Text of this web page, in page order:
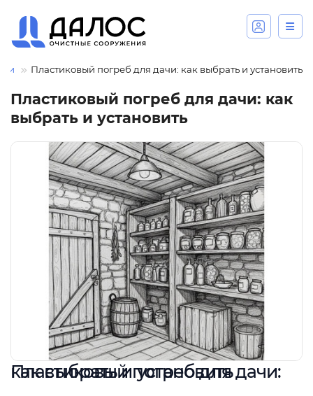
Пластиковый погреб для дачи: как выбрать и установить
Пластиковый погреб для дачи: как
выбрать и установить
Пластиковый погреб для дачи: как выбрать и установить